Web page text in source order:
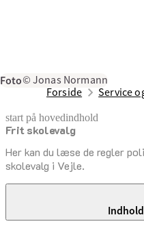
Foto© Jonas Normann
Forside
Service
start på hovedindhold
Frit skolevalg
Her kan du læse de regler
skolevalg i Vejle.
senest opdateret 26. juni 2026